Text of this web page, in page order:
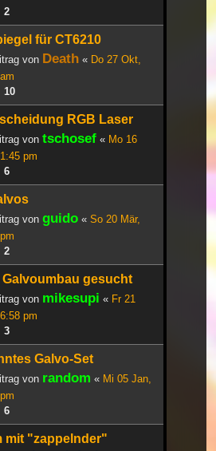
2
für CT6210
von Death « Do 27 Okt,
10
RGB Laser
von tschosef « Mo 16
pm
6
von guido « So 20 Mär,
2
Galvoumbau gesucht
von mikesupi « Fr 21
pm
3
Galvo-Set
von random « Mi 05 Jan,
6
mit "zappelnder"